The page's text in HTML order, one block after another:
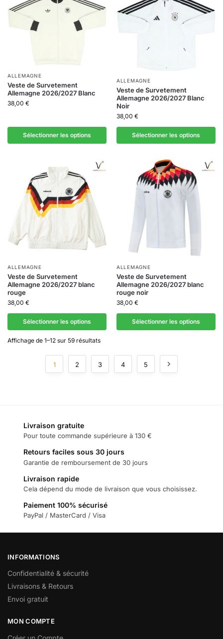
ALLEMAGNE
Veste de Survetement
Allemagne 2026/2027 Blanc
38,00 €
Sélectionner les options
ALLEMAGNE
Veste de Survetement
Allemagne 2026/2027 Blanc
Noir
38,00 €
Sélectionner les options
ALLEMAGNE
Veste de Survetement
Allemagne 2026/2027 blanc
rouge
38,00 €
Sélectionner les options
ALLEMAGNE
Veste de Survetement
Allemagne 2026/2027 blanc
rouge noir
38,00 €
Sélectionner les options
Affichage de 1–12 sur 59 résultats
1 2 3 4 5
Livraison gratuite
Pour toute commande supérieure à 130 €
Retours faciles sous 30 jours
Garantie de remboursement de 30 jours
Livraison rapide
Cela dépend du mode de livraison que vous choisissez.
Paiement 100% sécurisé
PayPal / MasterCard / Visa
INFORMATIONS
Confidentialité & sécurité
Livraisons & Retours
Envoi gratuit
MON COMPTE